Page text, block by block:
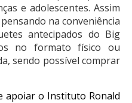
e adolescentes. Assim
na conveniência
antecipados do Big
no formato físico ou
sendo possível comprar
apoiar o Instituto Ronald